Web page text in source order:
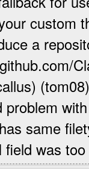
custom
a
problem
same
field was